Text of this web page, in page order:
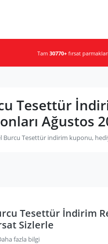
Tam 30770+ fırsat
Tesettür
Ağustos
Burcu Tesettür indirim kuponu,
Tesettür İndirim
Sizlerle
fazla bilgi